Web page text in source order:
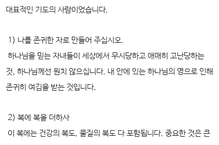
대표적인 기도의 사람이었습니다.
1) 나를 존귀한 자로 만들어 주십시오.
하나님을 믿는 자녀들이 세상에서 무시당하고 애매히 고난당하는
것, 하나님께선 원치 않으십니다. 내 안에 있는 하나님의 영으로 인해
존귀히 여김을 받는 것입니다.
2) 복에 복을 더하사
이 복에는 건강의 복도, 물질의 복도 다 포함됩니다. 중요한 것은 큰